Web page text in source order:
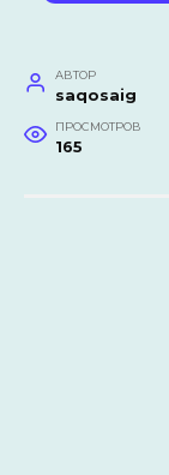
АВТОР
saqosaig
ПРОСМОТРОВ
165